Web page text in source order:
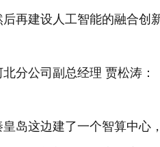
再建设人工智能的融合创
分公司副总经理 贾松涛：
岛这边建了一个智算中心